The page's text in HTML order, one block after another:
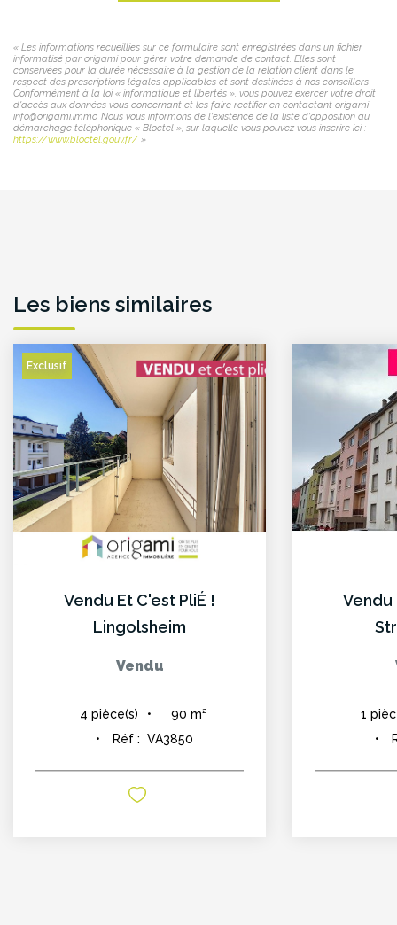
« Les informations recueillies sur ce formulaire sont enregistrées dans un fichier
informatisé par origami pour gérer votre demande de contact. Elles sont
conservées pour la durée nécessaire à la gestion de la relation client dans le
respect des prescriptions légales applicables et sont destinées à nos conseillers
Conformément à la loi « informatique et libertés », vous pouvez exercer votre droit
d'accès aux données vous concernant et les faire rectifier en contactant origami
info@origami.immo. Nous vous informons de l'existence de la liste d'opposition au
démarchage téléphonique « Bloctel », sur laquelle vous pouvez vous inscrire ici :
https://www.bloctel.gouv.fr/ »
Les biens similaires
Exclusif
Vendu Et C'est PliÉ !
Lingolsheim
Vendu
4 pièce(s) 90 m²
Réf : VA3850
Vendu
1